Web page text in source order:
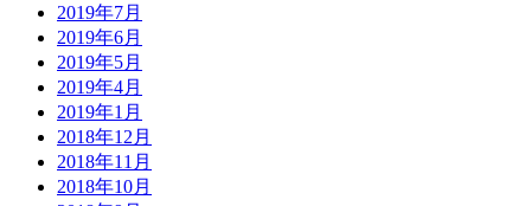
2019年7月
2019年6月
2019年5月
2019年4月
2019年1月
2018年12月
2018年11月
2018年10月